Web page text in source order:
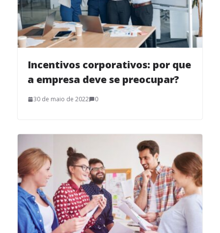
Incentivos corporativos: por que
a empresa deve se preocupar?
30 de maio de 2022 0